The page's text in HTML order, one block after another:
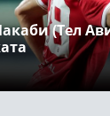
(Тел